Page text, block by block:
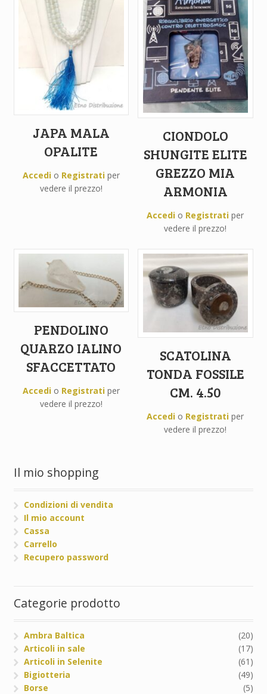
JAPA MALA
OPALITE
Accedio Registratiper
vedere il prezzo!
CIONDOLO
SHUNGITE ELITE
GREZZO MIA
ARMONIA
Accedi o Registrati per
vedere il prezzo!
PENDOLINO
QUARZO IALINO
SFACCETTATO
Accedio Registratiper
vedere il prezzo!
SCATOLINA
TONDA FOSSILE
CM. 4.50
Accedi o Registrati per
vedere il prezzo!
Il mio shopping
Condizioni di vendita
Il mio account
Cassa
Carrello
Recupero password
Categorie prodotto
Ambra Baltica
(20)
Articoli in sale
(17)
Articoli in Selenite
(61)
Bigiotteria
(49)
Borse
(5)